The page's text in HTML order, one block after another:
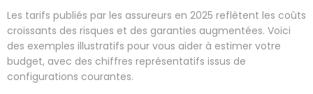
Les tarifs publiés par les assureurs en 2025 reflètent les coûts
croissants des risques et des garanties augmentées. Voici
des exemples illustratifs pour vous aider à estimer votre
budget, avec des chiffres représentatifs issus de
configurations courantes.